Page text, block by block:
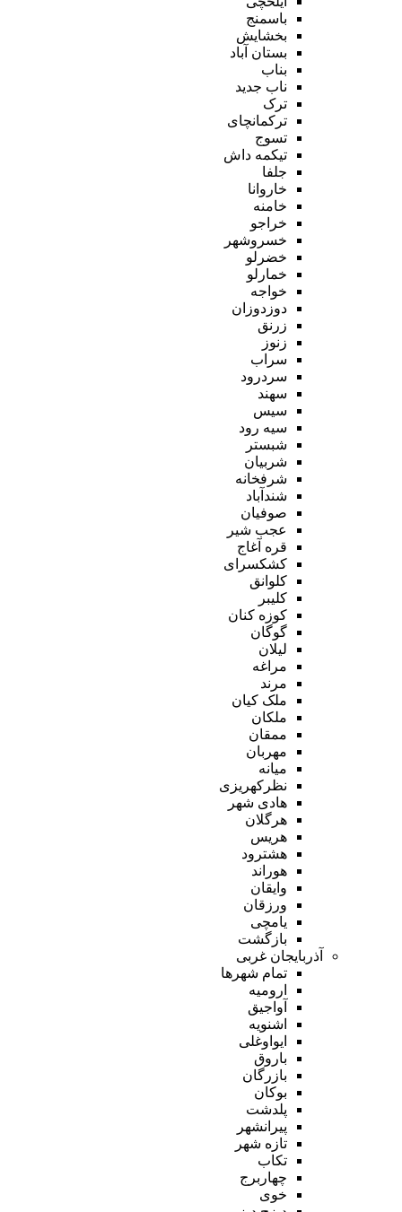
باسمنج
بخشایش
بستان آباد
بناب
ناب جدید
ترک
ترکمانچای
تسوج
تیکمه داش
جلفا
خاروانا
خامنه
خراجو
خسروشهر
خضرلو
خمارلو
خواجه
دوزدوزان
زرنق
زنوز
سراب
سردرود
سهند
سیس
سیه رود
شبستر
شربیان
شرفخانه
شندآباد
صوفیان
عجب شیر
قره آغاج
کشکسرای
کلوانق
کلیبر
کوزه کنان
گوگان
لیلان
مراغه
مرند
ملک کیان
ملکان
ممقان
مهربان
میانه
نظرکهریزی
هادی شهر
هرگلان
هریس
هشترود
هوراند
وایقان
ورزقان
یامچی
بازگشت
آذربایجان غربی
تمام شهر‌ها
ارومیه
آواجیق
اشنویه
ایواوغلی
باروق
بازرگان
بوکان
پلدشت
پیرانشهر
تازه شهر
تکاب
چهاربرج
خوی